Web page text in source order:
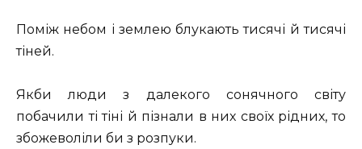
Поміж небом і землею блукають тисячі й тисячі
тіней.
Якби люди з далекого сонячного світу
побачили ті тіні й пізнали в них своїх рідних, то
збожеволіли би з розпуки.